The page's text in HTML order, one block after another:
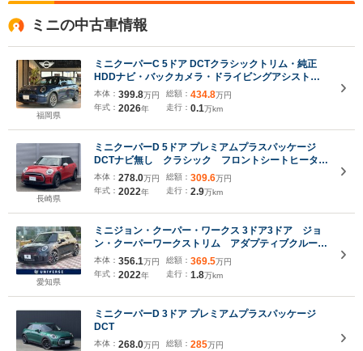
ミニの中古車情報
福岡県
ミニクーパーC 5ドア DCTクラシックトリム・純正
HDDナビ・バックカメラ・ドライビングアシスト機
能・17インチアルミホイール
本体： 399.8万円
年式： 2026年
総額： 434.8万円
走行： 0.1万km
長崎県
ミニクーパーD 5ドア プレミアムプラスパッケージ
DCTナビ無し クラシック フロントシートヒータ
ー ドライビングアシストパッケージ
Applecarplay 2年保証付
本体： 278.0万円
年式： 2022年
総額： 309.6万円
走行： 2.9万km
愛知県
ミニジョン・クーパー・ワークス 3ドア3ドア ジョ
ン・クーパーワークストリム アダプティブクルー
ズ 純正ナビ バックカメラ シートヒーター LED
ヘッドランプ Applecarplay Bluetooth接続
ETC 禁煙
本体： 356.1万円
年式： 2022年
総額： 369.5万円
走行： 1.8万km
ミニクーパーD 3ドア プレミアムプラスパッケージ
DCT
本体： 268.0万円
総額： 285万円